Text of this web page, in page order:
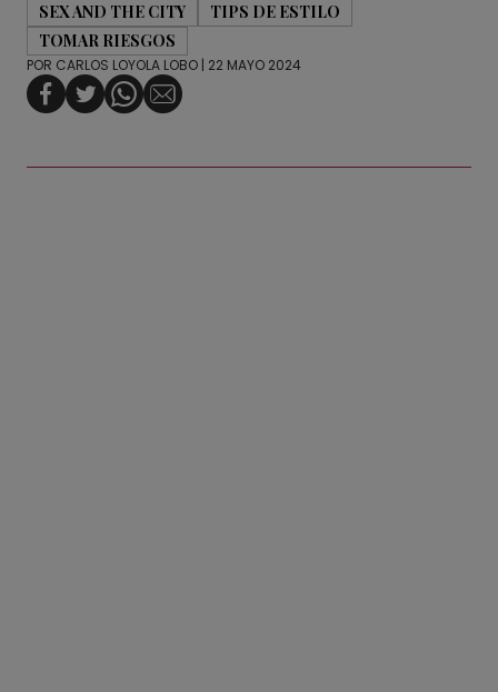
SEX AND THE CITY
TIPS DE ESTILO
TOMAR RIESGOS
POR CARLOS LOYOLA LOBO | 22 MAYO 2024